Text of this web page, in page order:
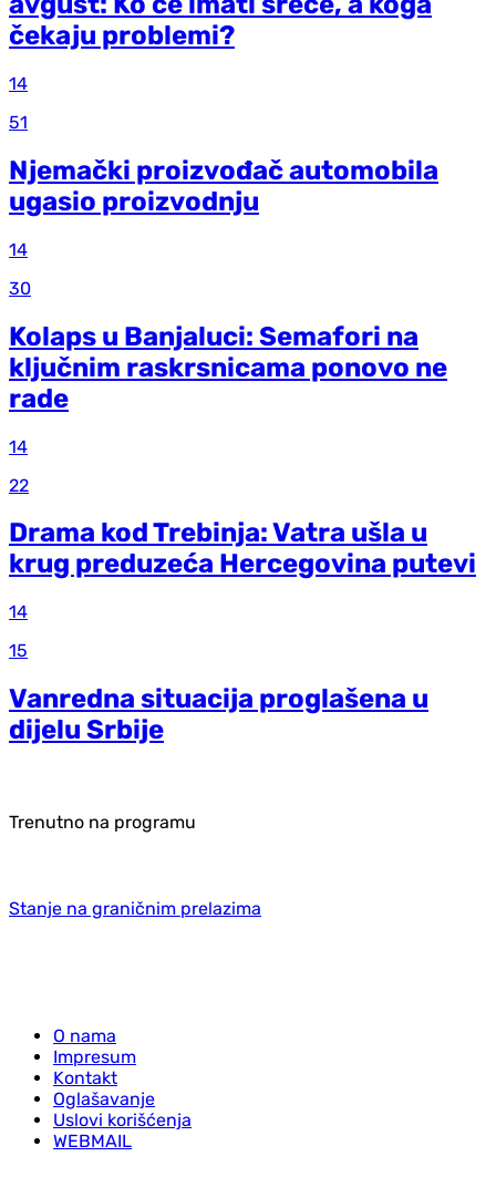
čekaju problemi?
14
51
Njemački proizvođač automobila
ugasio proizvodnju
14
30
Kolaps u Banjaluci: Semafori na
ključnim raskrsnicama ponovo ne
rade
14
22
Drama kod Trebinja: Vatra ušla u
krug preduzeća Hercegovina putevi
14
15
Vanredna situacija proglašena u
dijelu Srbije
Trenutno na programu
Stanje na graničnim prelazima
O nama
Impresum
Kontakt
Oglašavanje
Uslovi korišćenja
WEBMAIL